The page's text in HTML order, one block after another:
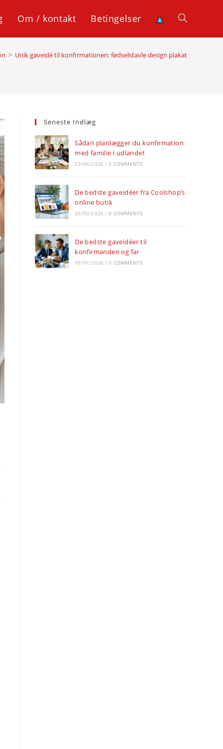
Om / kontakt Betingelser Toggle
website
> Unik gaveidé til konfirmationen: fødselstavle design plakat
Seneste Indlæg
Sådan planlægger du konfirmation
med familie i udlandet
23/06/2026 / 0 COMMENTS
De bedste gaveidéer fra Coolshop’s
online butik
26/03/2026 / 0 COMMENTS
De bedste gaveidéer til
konfirmanden og far
09/01/2026 / 0 COMMENTS